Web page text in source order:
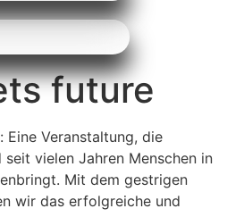
future
Veranstaltung, die
vielen Jahren Menschen in
Mit dem gestrigen
wir das erfolgreiche und